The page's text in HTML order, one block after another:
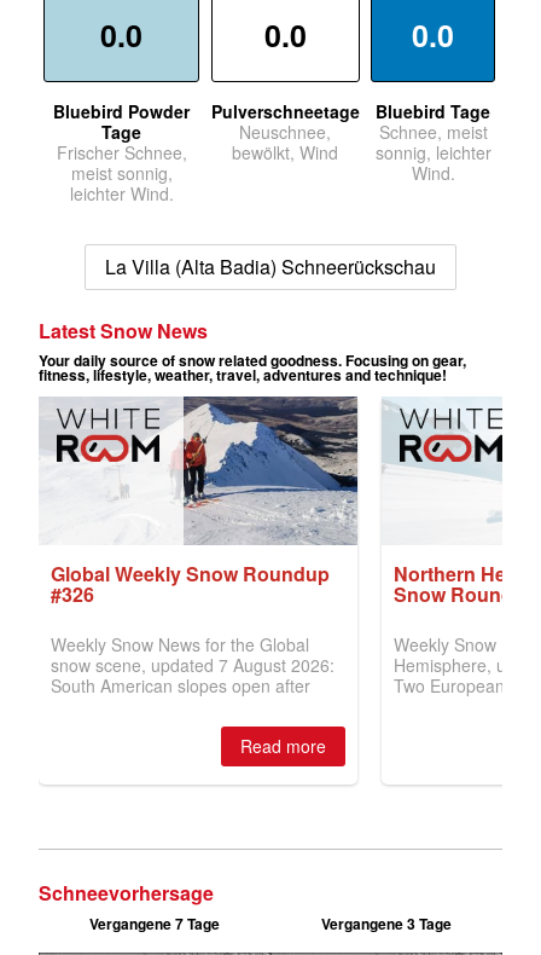
0.0
Bluebird Powder
Tage
Frischer Schnee,
meist sonnig,
leichter Wind.
0.0
Pulverschneetage
Neuschnee,
bewölkt, Wind
0.0
Bluebird Tage
Schnee, meist
sonnig, leichter
Wind.
La Villa (Alta Badia) Schneerückschau
Schneevorhersage
Vergangene 7 Tage Vergangene 3 Tage